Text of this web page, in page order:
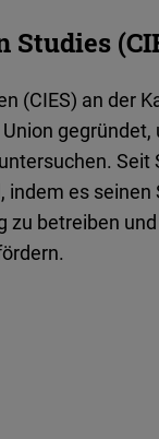
(CIES) an der
gegründet,
Seit
indem es
betreiben